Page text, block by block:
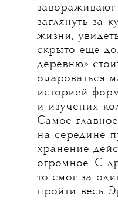
заглянуть за
жизни,
скрыто еще
деревню»
очароваться
историей
и изучения
Самое
на середине
хранение
огромное. С
то смог за
пройти весь